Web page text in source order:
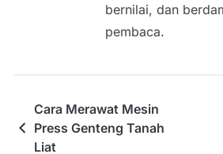
bernilai, dan
pembaca.
Cara Merawat Mesin
Press Genteng Tanah
Liat